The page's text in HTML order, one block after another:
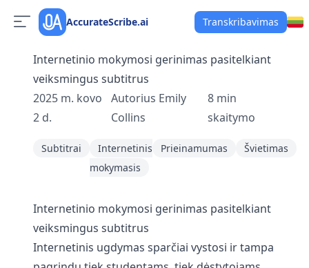
AccurateScribe.ai Transkribavimas
Internetinio mokymosi gerinimas pasitelkiant
veiksmingus subtitrus
2025 m. kovo
2 d.
Autorius Emily
Collins
8 min
skaitymo
Subtitrai
Internetinis
mokymasis
Prieinamumas Švietimas
Internetinio mokymosi gerinimas pasitelkiant
veiksmingus subtitrus
Internetinis ugdymas sparčiai vystosi ir tampa